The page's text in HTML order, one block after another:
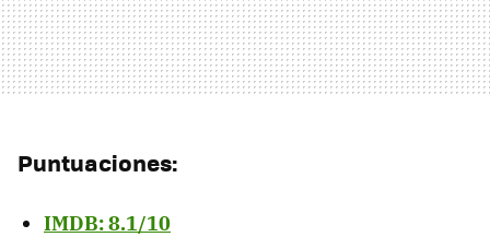
Puntuaciones:
IMDB: 8.1/10